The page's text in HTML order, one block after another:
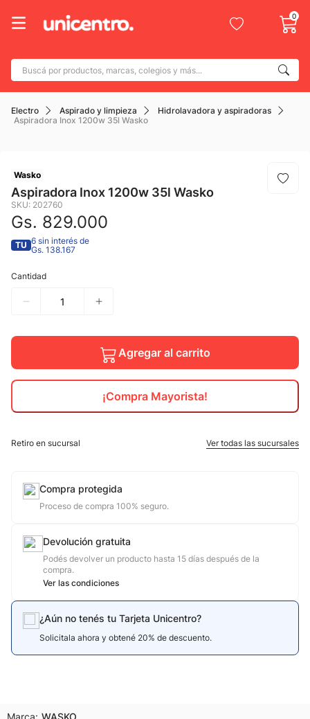
0
Buscá por productos, marcas, colegios y más...
Electro Aspirado y limpieza
Hidrolavadora y aspiradoras
Aspiradora Inox 1200w 35l Wasko
Wasko
Aspiradora Inox 1200w 35l Wasko
SKU: 202760
Gs. 829.000
TU 6 sin interés de
Gs. 138.167
Cantidad
Agregar al carrito
¡Compra Mayorista!
Retiro en sucursal Ver todas las sucursales
Compra protegida
Proceso de compra 100% seguro.
Devolución gratuita
Podés devolver un producto hasta 15 días después de la
compra.
Ver las condiciones
¿Aún no tenés tu Tarjeta Unicentro?
Solicitala ahora y obtené 20% de descuento.
Marca: WASKO
Términos más buscados
1. adidas
4. mochila
5.
6. caterpillar
10. jdy